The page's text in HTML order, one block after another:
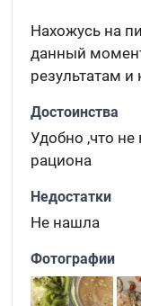
Нахожусь на
данный
результатам
Достоинства
Удобно ,что не
рациона
Недостатки
Не нашла
Фотографии